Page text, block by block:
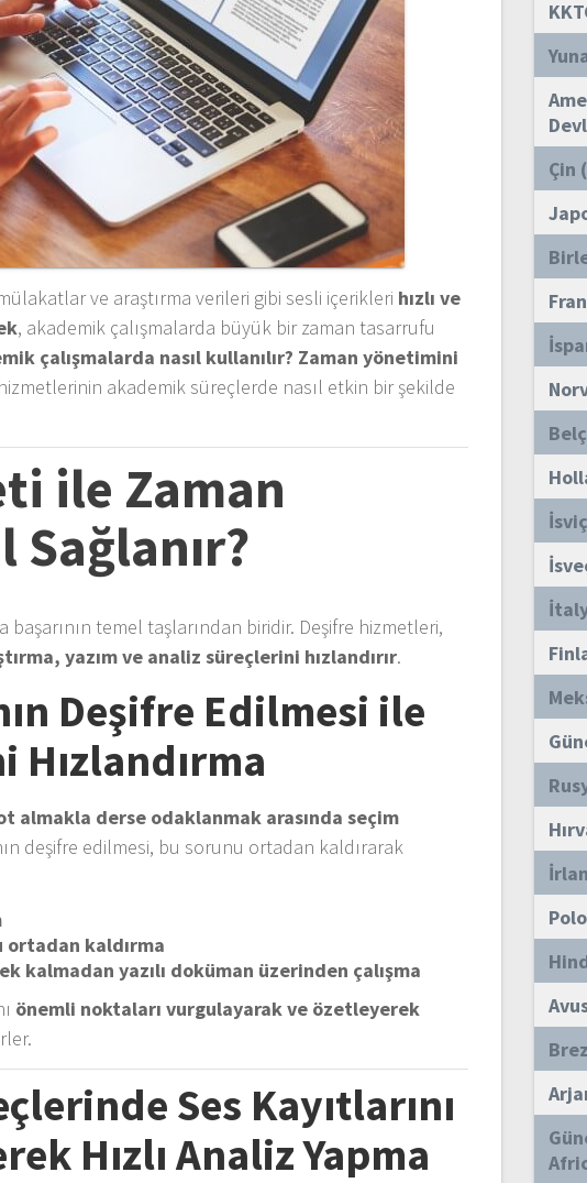
ve araştırma verileri gibi sesli içerikleri hızlı ve
, akademik çalışmalarda büyük bir zaman tasarrufu
çalışmalarda nasıl kullanılır? Zaman yönetimini
akademik süreçlerde nasıl etkin bir şekilde
ile Zaman
Sağlanır?
temel taşlarından biridir. Deşifre hizmetleri,
yazım ve analiz süreçlerini hızlandırır.
Deşifre Edilmesi ile
Hızlandırma
almakla derse odaklanmak arasında seçim
deşifre edilmesi, bu sorunu ortadan kaldırarak
ortadan kaldırma
kalmadan yazılı doküman üzerinden çalışma
önemli noktaları vurgulayarak ve özetleyerek
Ses Kayıtlarını
Hızlı Analiz Yapma
Çin